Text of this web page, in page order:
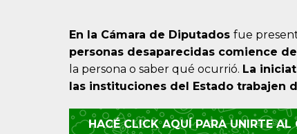
En la Cámara de Diputados fue
personas desaparecidas comience
la persona o saber qué ocurrió. La
las instituciones del Estado trabajen
HACÉ CLICK AQUÍ PARA UNIRTE